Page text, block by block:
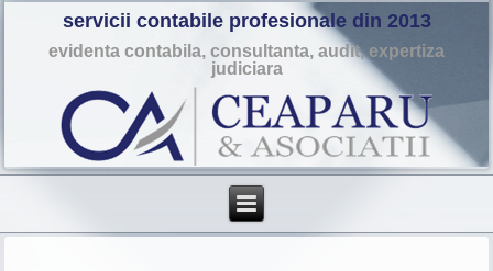
servicii contabile profesionale din 2013
evidenta contabila, consultanta, audit, expertiza
judiciara